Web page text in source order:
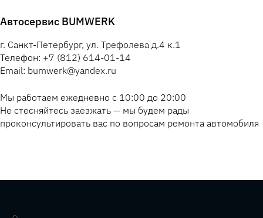
Автосервис BUMWERK
г. Санкт-Петербург, ул. Трефолева д.4 к.1
Телефон: +7 (812) 614-01-14
Email: bumwerk@yandex.ru
Мы работаем ежедневно с 10:00 до 20:00
Не стесняйтесь заезжать — мы будем рады
проконсультировать вас по вопросам ремонта автомобиля